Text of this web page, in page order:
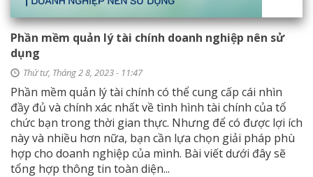
Phần mềm quản lý tài chính doanh nghiệp nên sử
dụng
Thứ tư, Tháng 2 8, 2023 - 11:47
Phần mềm quản lý tài chính có thể cung cấp cái nhìn
đầy đủ và chính xác nhất về tình hình tài chính của tổ
chức bạn trong thời gian thực. Nhưng để có được lợi ích
này và nhiều hơn nữa, bạn cần lựa chọn giải pháp phù
hợp cho doanh nghiệp của mình. Bài viết dưới đây sẽ
tổng hợp thông tin toàn diện...